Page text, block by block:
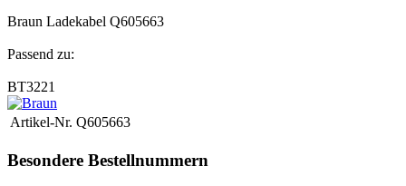
Braun Ladekabel Q605663
Passend zu:
BT3221
Artikel-Nr. Q605663
Besondere Bestellnummern